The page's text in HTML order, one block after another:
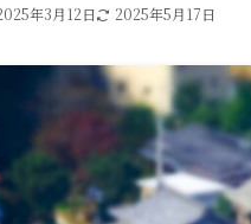
年3月12日 2025年5月17日